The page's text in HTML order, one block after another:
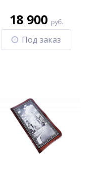
%
- 2
18 900 руб.
Под заказ